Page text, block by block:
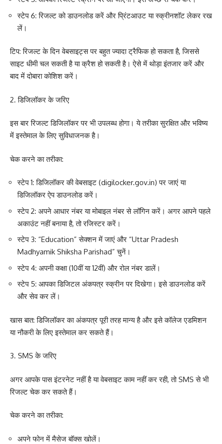
स्टेप 6: रिजल्ट को डाउनलोड करें और प्रिंटआउट या स्क्रीनशॉट लेकर रख
लें।
टिप: रिजल्ट के दिन वेबसाइट्स पर बहुत ज्यादा ट्रैफिक हो सकता है, जिससे
साइट धीमी चल सकती है या क्रैश हो सकती है। ऐसे में थोड़ा इंतजार करें और
बाद में दोबारा कोशिश करें।
2. डिजिलॉकर के जरिए
इस बार रिजल्ट डिजिलॉकर पर भी उपलब्ध होगा। ये तरीका सुरक्षित और भविष्य
में इस्तेमाल के लिए सुविधाजनक है।
चेक करने का तरीका:
स्टेप 1: डिजिलॉकर की वेबसाइट (digilocker.gov.in) पर जाएं या
डिजिलॉकर ऐप डाउनलोड करें।
स्टेप 2: अपने आधार नंबर या मोबाइल नंबर से लॉगिन करें। अगर आपने पहले
अकाउंट नहीं बनाया है, तो रजिस्टर करें।
स्टेप 3: “Education” सेक्शन में जाएं और “Uttar Pradesh
Madhyamik Shiksha Parishad” चुनें।
स्टेप 4: अपनी कक्षा (10वीं या 12वीं) और रोल नंबर डालें।
स्टेप 5: आपका डिजिटल अंकपत्र स्क्रीन पर दिखेगा। इसे डाउनलोड करें
और सेव कर लें।
खास बात: डिजिलॉकर का अंकपत्र पूरी तरह मान्य है और इसे कॉलेज एडमिशन
या नौकरी के लिए इस्तेमाल कर सकते हैं।
3. SMS के जरिए
अगर आपके पास इंटरनेट नहीं है या वेबसाइट काम नहीं कर रही, तो SMS से भी
रिजल्ट चेक कर सकते हैं।
चेक करने का तरीका:
अपने फोन में मैसेज बॉक्स खोलें।